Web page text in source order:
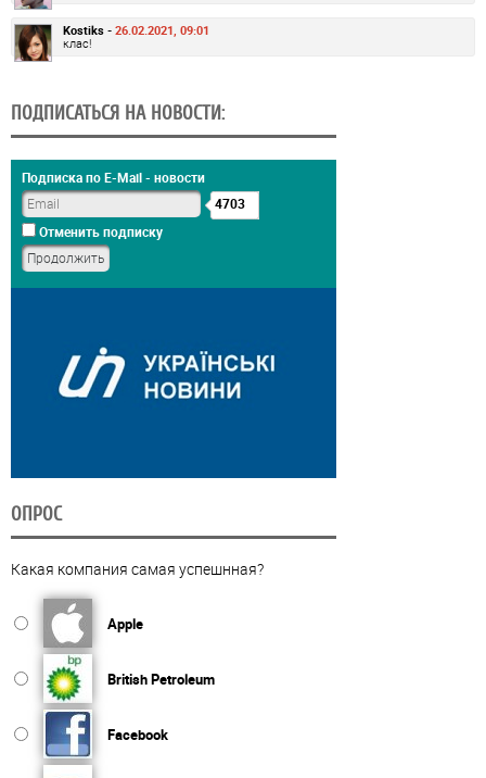
Kostiks - 26.02.2021, 09:01
клас!
ПОДПИСАТЬСЯ НА НОВОСТИ:
Подписка по E-Mail - новости
4703
Отменить подписку
ОПРОС
Какая компания самая успешнная?
Apple
British Petroleum
Facebook